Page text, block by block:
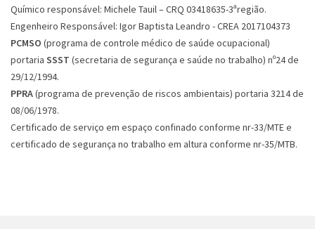
Químico responsável: Michele Tauil – CRQ 03418635-3ªregião.
Engenheiro Responsável: Igor Baptista Leandro - CREA 2017104373
PCMSO (programa de controle médico de saúde ocupacional)
portaria SSST (secretaria de segurança e saúde no trabalho) nº24 de
29/12/1994.
PPRA(programa de prevenção de riscos ambientais) portaria 3214 de
08/06/1978.
Certificado de serviço em espaço confinado conforme nr-33/MTE e
certificado de segurança no trabalho em altura conforme nr-35/MTB.